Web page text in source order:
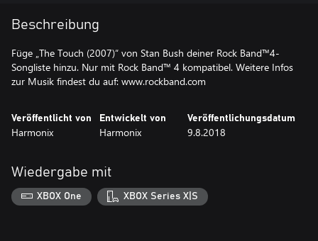
Beschreibung
Füge „The Touch (2007)“ von Stan Bush deiner Rock Band™4-
Songliste hinzu. Nur mit Rock Band™ 4 kompatibel. Weitere Infos
zur Musik findest du auf: www.rockband.com
Veröffentlicht von
Harmonix
Entwickelt von
Harmonix
Veröffentlichungsdatum
9.8.2018
Wiedergabe mit
XBOX One XBOX Series X|S